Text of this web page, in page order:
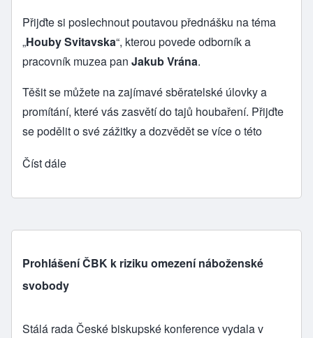
Přijďte si poslechnout poutavou přednášku na téma
„Houby Svitavska“, kterou povede odborník a
pracovník muzea pan Jakub Vrána.
Těšit se můžete na zajímavé sběratelské úlovky a
promítání, které vás zasvětí do tajů houbaření. Přijďte
se podělit o své zážitky a dozvědět se více o této
Číst dále
Prohlášení ČBK k riziku omezení náboženské
svobody
Stálá rada České biskupské konference vydala v